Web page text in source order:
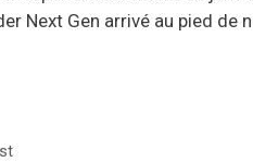
Next Gen arrivé au pied de